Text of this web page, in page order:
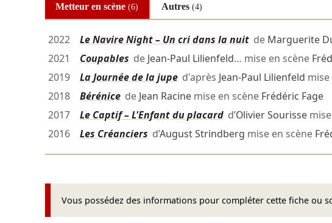
Metteur en scène(6) Autres (4)
2022 Le Navire Night – Un cri dans la nuitde Marguerite
2021
Coupables de Jean-Paul Lilienfeld… mise en scène
2019
La Journée de la juped'après Jean-Paul Lilienfeld mise
2018
Bérénicede Jean Racinemise en scène Frédéric Fage
2017
Le Captif – L'Enfant du placardd’Olivier Sourissemise
2016
Les Créanciers d’August Strindberg mise en scène
Vous possédez des informations pour compléter cette fiche ou